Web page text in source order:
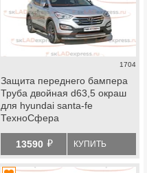
1704
Защита переднего бампера
Труба двойная d63,5 окраш
для hyundai santa-fe
ТехноСфера
13590 й КУПИТЬ